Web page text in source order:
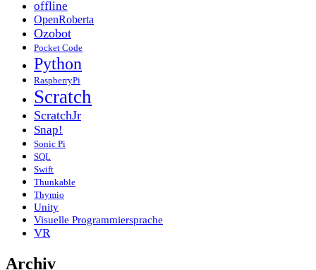
offline
OpenRoberta
Ozobot
Pocket Code
Python
RaspberryPi
Scratch
ScratchJr
Snap!
Sonic Pi
SQL
Swift
Thunkable
Thymio
Unity
Visuelle Programmiersprache
VR
Archiv